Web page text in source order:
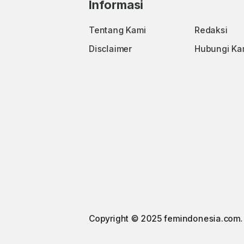
Informasi
Tentang Kami Redaksi
Disclaimer
Hubungi
Copyright © 2025